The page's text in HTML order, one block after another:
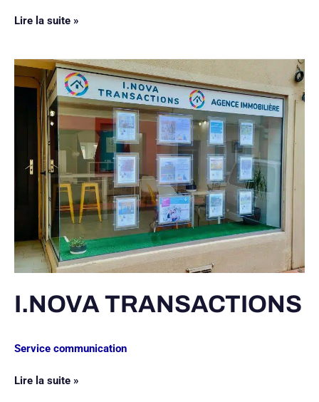
Lire la suite »
I.NOVA TRANSACTIONS
Service communication
I.NOVA
TRANSACTIONS
Lire la suite »